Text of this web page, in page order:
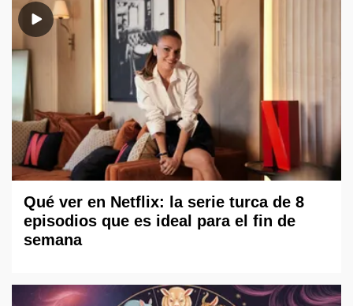
Qué ver en Netflix: la serie turca de 8
episodios que es ideal para el fin de
semana